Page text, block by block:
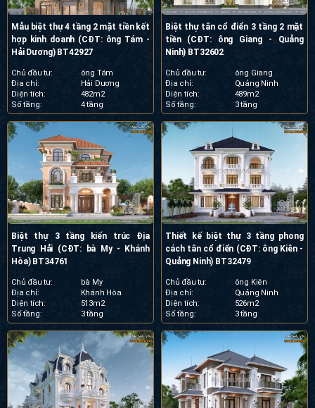
Mẫu biệt thự 4 tầng 2 mặt tiền kết
hợp kinh doanh (CĐT: ông Tám -
Hải Dương) BT42927
Chủ đầu tư:
ông Tám
Địa chỉ:
Hải Dương
Diện tích:
482m2
Số tầng:
4 tầng
Biệt thự tân cổ điển 3 tầng 2 mặt
tiền (CĐT: ông Giang - Quảng
Ninh) BT32602
Chủ đầu tư:
ông Giang
Địa chỉ:
Quảng Ninh
Diện tích:
489m2
Số tầng:
3 tầng
Biệt thự 3 tầng kiến trúc Địa
Trung Hải (CĐT: bà My - Khánh
Hòa) BT34761
Chủ đầu tư:
bà My
Địa chỉ:
Khánh Hòa
Diện tích:
513m2
Số tầng:
3 tầng
Thiết kế biệt thự 3 tầng phong
cách tân cổ điển (CĐT: ông Kiên -
Quảng Ninh) BT32479
Chủ đầu tư:
ông Kiên
Địa chỉ:
Quảng Ninh
Diện tích:
526m2
Số tầng:
3 tầng